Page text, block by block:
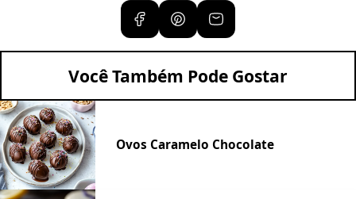
Você Também Pode Gostar
Ovos Caramelo Chocolate